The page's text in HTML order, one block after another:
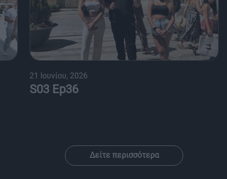
21 Ιουνίου, 2026
S03 Ep36
Δείτε περισσότερα